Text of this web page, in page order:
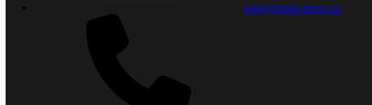
info@franke-drezy.cz